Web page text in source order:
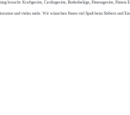
braucht: Kraftgeräte, Cardiogeräte, Bodenbeläge, Fitnessgeräte,
und vieles mehr. Wir wünschen Ihnen viel Spaß beim Stöbern und